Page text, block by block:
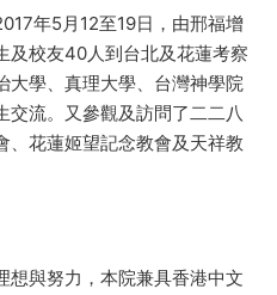
年5月12至19日，由邢福增
及校友40人到台北及花蓮考察
大學、真理大學、台灣神學院
交流。又參觀及訪問了二二八
、花蓮姬望記念教會及天祥教
想與努力，本院兼具香港中文